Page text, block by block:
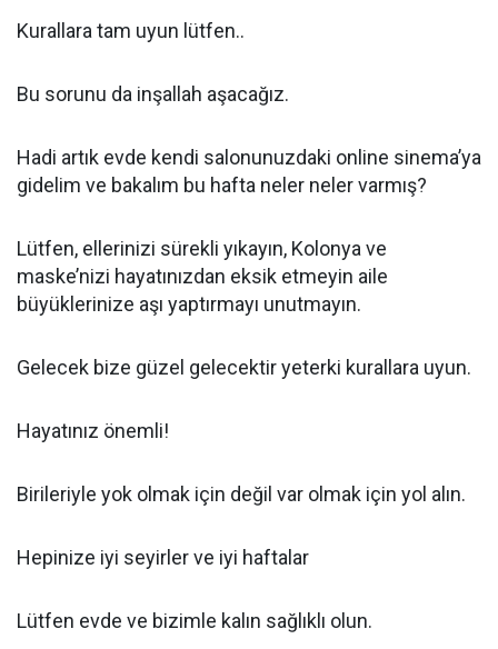
Kurallara tam uyun lütfen..
Bu sorunu da inşallah aşacağız.
Hadi artık evde kendi salonunuzdaki online sinema’ya
gidelim ve bakalım bu hafta neler neler varmış?
Lütfen, ellerinizi sürekli yıkayın, Kolonya ve
maske’nizi hayatınızdan eksik etmeyin aile
büyüklerinize aşı yaptırmayı unutmayın.
Gelecek bize güzel gelecektir yeterki kurallara uyun.
Hayatınız önemli!
Birileriyle yok olmak için değil var olmak için yol alın.
Hepinize iyi seyirler ve iyi haftalar
Lütfen evde ve bizimle kalın sağlıklı olun.